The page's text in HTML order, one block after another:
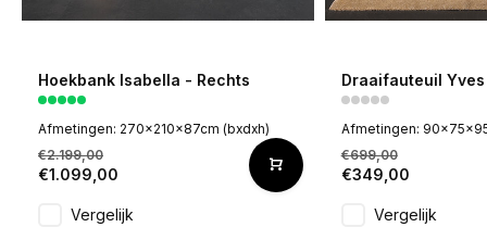
Hoekbank Isabella - Rechts
Afmetingen: 270x210x87cm (bxdxh)
€2.199,00
€1.099,00
Vergelijk
Draaifauteuil Yves
Afmetingen:
€699,00
€349,00
Vergelijk